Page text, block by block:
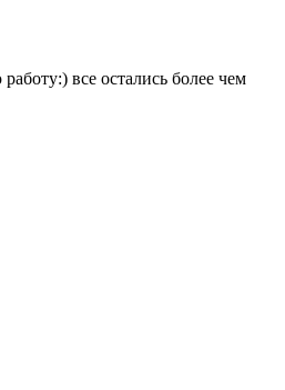
все остались более чем